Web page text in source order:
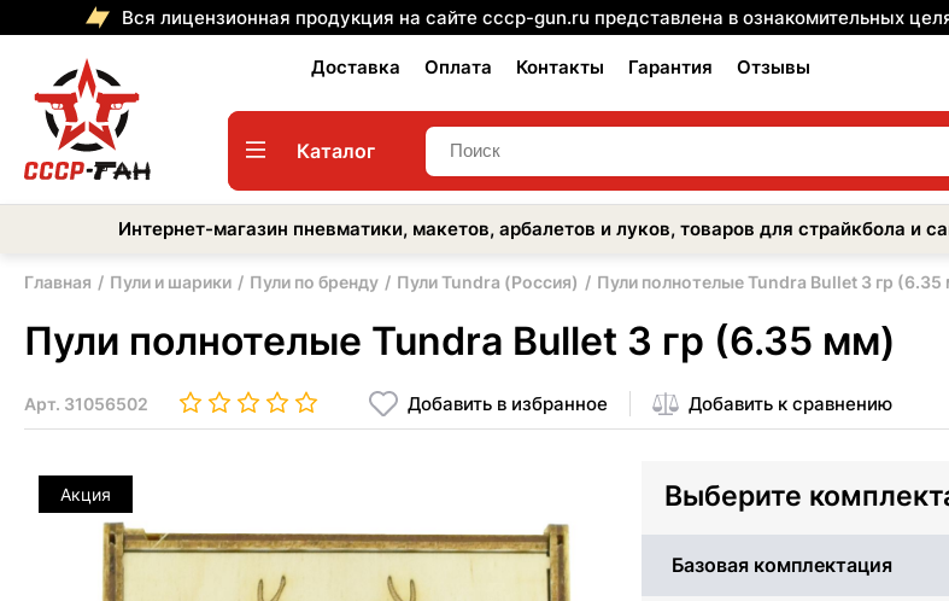
Вся лицензионная продукция на сайте cccp-gun.ru представлена в ознакомительных
Доставка Оплата Контакты Гарантия Отзывы
Каталог
Интернет-магазин пневматики, макетов, арбалетов и луков, товаров для страйкбола и
Главная Пули и шарики Пули по бренду Пули Tundra (Россия) Пули полнотелые Tundra Bullet 3 гр
Пули полнотелые Tundra Bullet 3 гр (6.35 мм)
Арт. 31056502 Добавить в избранное Добавить к сравнению
Акция Выберите
Базовая комплектация